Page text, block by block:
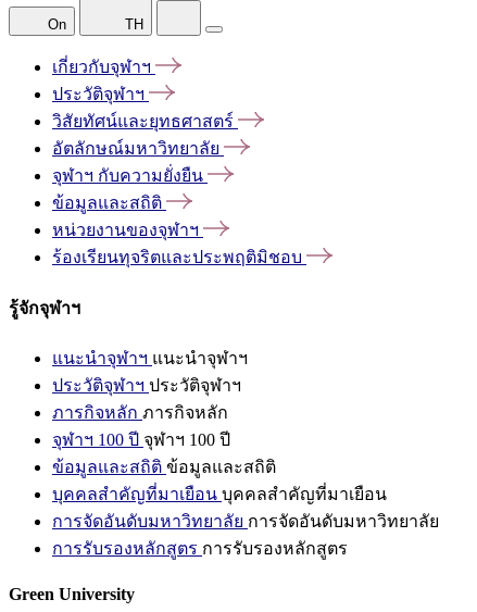
On TH
เกี่ยวกับจุฬาฯ
ประวัติจุฬาฯ
วิสัยทัศน์และยุทธศาสตร์
อัตลักษณ์มหาวิทยาลัย
จุฬาฯ กับความยั่งยืน
ข้อมูลและสถิติ
หน่วยงานของจุฬาฯ
ร้องเรียนทุจริตและประพฤติมิชอบ
รู้จักจุฬาฯ
แนะนำจุฬาฯ แนะนำจุฬาฯ
ประวัติจุฬาฯ ประวัติจุฬาฯ
ภารกิจหลัก ภารกิจหลัก
จุฬาฯ 100 ปี จุฬาฯ 100 ปี
ข้อมูลและสถิติ ข้อมูลและสถิติ
บุคคลสำคัญที่มาเยือน บุคคลสำคัญที่มาเยือน
การจัดอันดับมหาวิทยาลัย การจัดอันดับมหาวิทยาลัย
การรับรองหลักสูตร การรับรองหลักสูตร
Green University